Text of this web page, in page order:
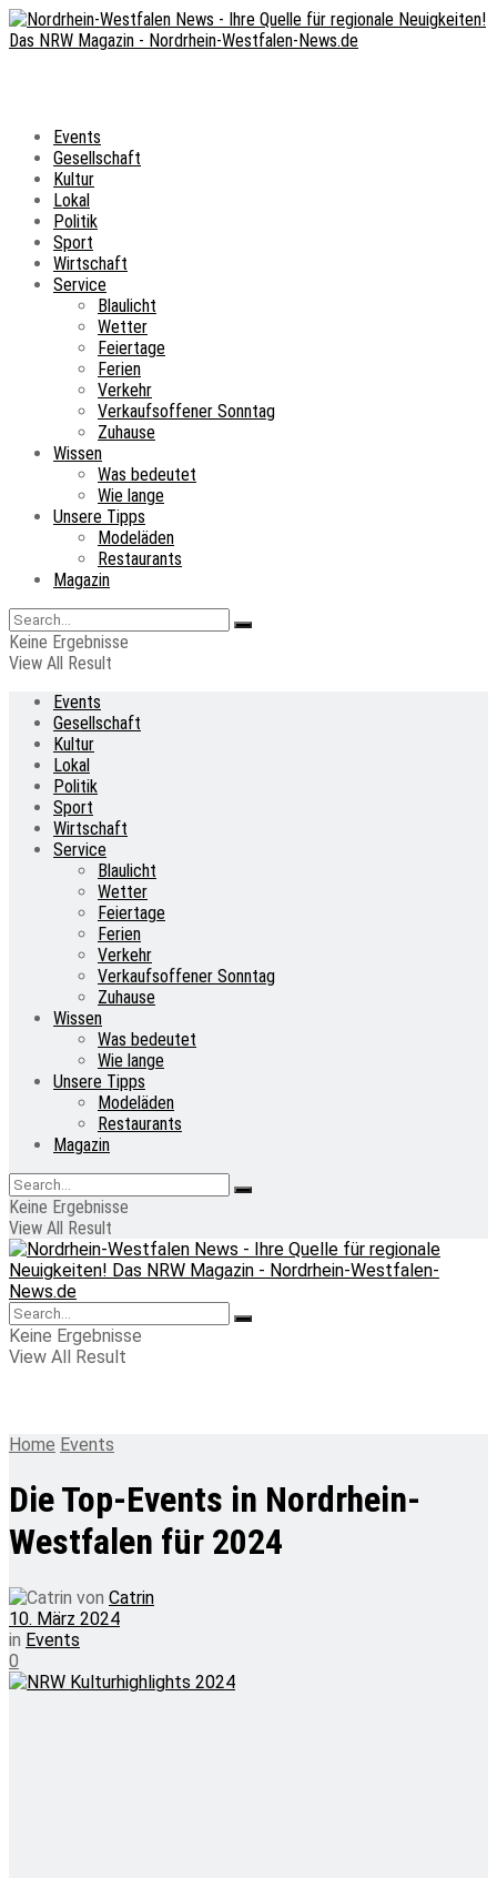
Events
Gesellschaft
Kultur
Lokal
Politik
Sport
Wirtschaft
Service
Blaulicht
Wetter
Feiertage
Ferien
Verkehr
Verkaufsoffener Sonntag
Zuhause
Wissen
Was bedeutet
Wie lange
Unsere Tipps
Modeläden
Restaurants
Magazin
Keine Ergebnisse
View All Result
Events
Gesellschaft
Kultur
Lokal
Politik
Sport
Wirtschaft
Service
Blaulicht
Wetter
Feiertage
Ferien
Verkehr
Verkaufsoffener Sonntag
Zuhause
Wissen
Was bedeutet
Wie lange
Unsere Tipps
Modeläden
Restaurants
Magazin
Keine Ergebnisse
View All Result
Keine Ergebnisse
View All Result
Home Events
Die Top-Events in Nordrhein-
Westfalen für 2024
von Catrin
10. März 2024
in Events
0